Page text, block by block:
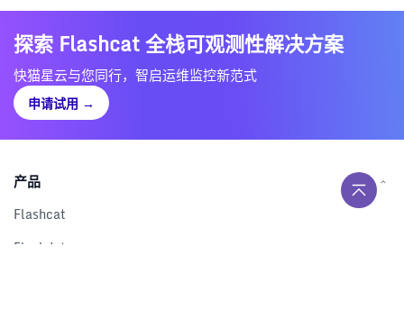
探索 Flashcat 全栈可观测性解决方案
快猫星云与您同行，智启运维监控新范式
申请试用 →
产品
Flashcat
Flashduty